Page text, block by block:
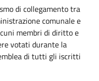
di collegamento tra
comunale e
membri di diritto e
votati durante la
di tutti gli iscritti